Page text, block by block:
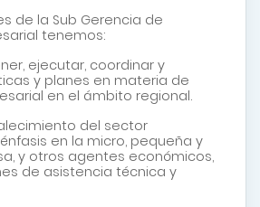
de la Sub Gerencia de
tenemos:
ejecutar, coordinar y
y planes en materia de
en el ámbito regional.
del sector
en la micro, pequeña y
y otros agentes económicos,
de asistencia técnica y